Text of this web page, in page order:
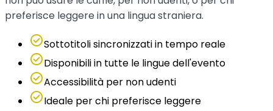
preferisce leggere in una lingua straniera.
check_circleSottotitoli sincronizzati in tempo reale
check_circleDisponibili in tutte le lingue dell'evento
check_circleAccessibilità per non udenti
check_circleIdeale per chi preferisce leggere